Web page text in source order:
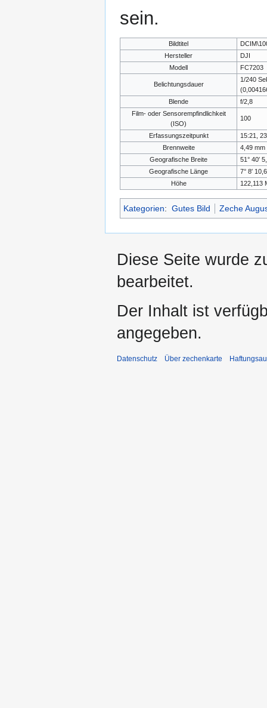
sein.
Bildtitel
Hersteller
DJI
Modell
FC7203
Belichtungsdauer
1/240
Blende
f/2,8
Film- oder Sensorempfindlichkeit
(ISO)
100
Erfassungszeitpunkt
15:21,
Brennweite
4,49 mm
Geografische Breite
51° 40′
Geografische Länge
7° 8′
Höhe
122,113
Kategorien: Gutes Bild Zeche
Diese Seite wurde
bearbeitet.
Der Inhalt ist
angegeben.
Datenschutz Über zechenkarte